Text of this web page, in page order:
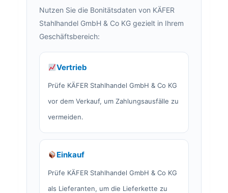
Nutzen Sie die Bonitätsdaten von KÄFER
Stahlhandel GmbH & Co KG gezielt in Ihrem
Geschäftsbereich:
Vertrieb
Prüfe KÄFER Stahlhandel GmbH & Co KG
vor dem Verkauf, um Zahlungsausfälle zu
vermeiden.
Einkauf
Prüfe KÄFER Stahlhandel GmbH & Co KG
als Lieferanten, um die Lieferkette zu